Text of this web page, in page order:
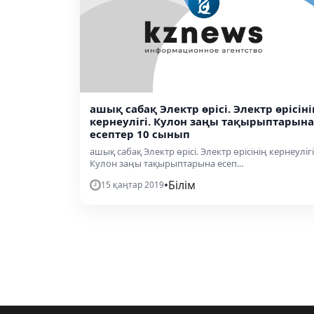
ашық сабақ Электр өрісі. Электр
кернеулігі. Кулон заңы тақырыптарына
есептер 10 сынып
ашық сабақ Электр өрісі. Электр өрісінің
Кулон заңы тақырыптарына есеп...
15 қаңтар 2019•Білім